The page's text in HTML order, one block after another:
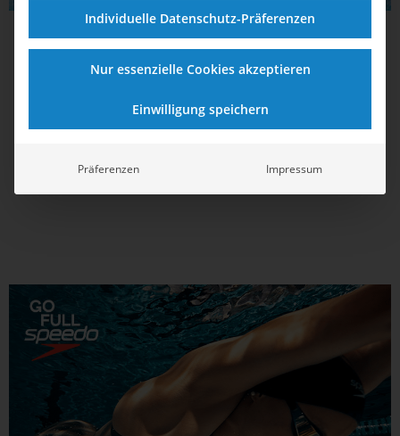
Spandau gegen Waspo: Dieses Finale wird
Titelverteidiger Wasserfreunde Spandau 04 und Waspo
die deutsche Meisterschaft im Wasserball. Die Männer des
Individuelle Datenschutz-Präferenzen
Nur essenzielle Cookies akzeptieren
Einwilligung speichern
Präferenzen Impressum